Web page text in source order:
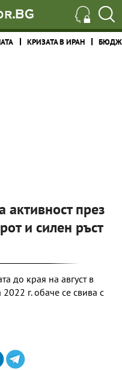
КРИЗАТА В ИРАН
през
и силен ръст
до края на август в
г. обаче се свива с